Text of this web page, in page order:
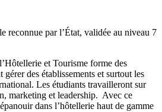
reconnue par l’État, validée au niveau 7
et Tourisme forme des
des établissements et surtout les
Les étudiants travailleront sur
marketing et leadership. Avec ce
dans l’hôtellerie haut de gamme